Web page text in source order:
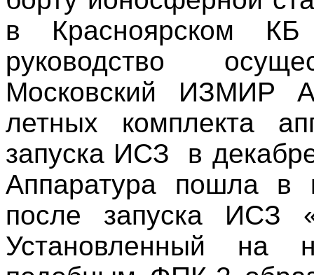
в Красноярском
руководство
Московский ИЗМИР
летных комплекта
запуска ИСЗ
в
Аппаратура пошла в
после запуска ИСЗ
Установленный